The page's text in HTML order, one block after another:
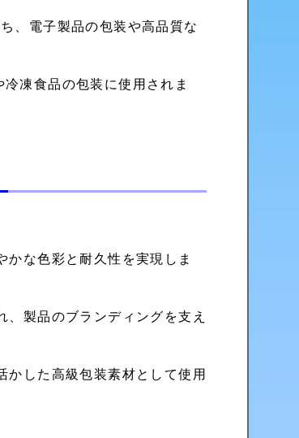
、電子製品の包装や高品質な
凍食品の包装に使用されま
な色彩と耐久性を実現しま
製品のブランディングを支え
かした高級包装素材として使用